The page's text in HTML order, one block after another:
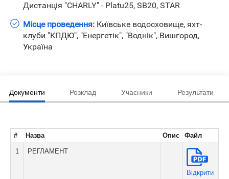
Дистанція "CHARLY" - Platu25, SB20, STAR
Місце проведення: Київське водосховище, яхт-
клуби "КПДЮ", "Енергетік", "Воднік", Вишгород,
Україна
Документи Розклад Учасники Результати
# Назва Опис Файл
1 РЕГЛАМЕНТ
Вiдкрити